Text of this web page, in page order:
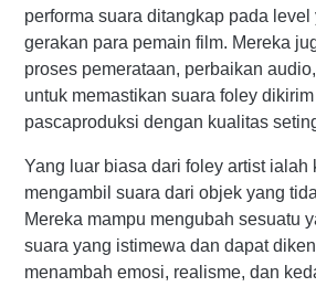
performa suara ditangkap pada level
gerakan para pemain film. Mereka
proses pemerataan, perbaikan
untuk memastikan suara foley
pascaproduksi dengan kualitas
Yang luar biasa dari foley artist ialah
mengambil suara dari objek yang
Mereka mampu mengubah sesuatu
suara yang istimewa dan dapat
menambah emosi, realisme, dan